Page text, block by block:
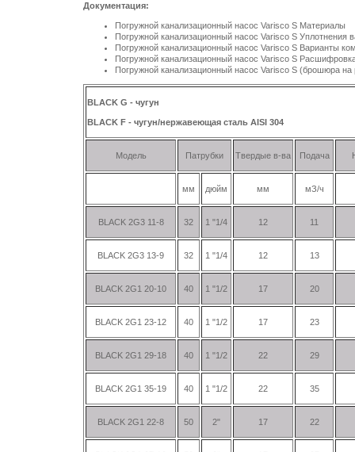
Документация:
Погружной канализационный насос Varisco S Материалы
Погружной канализационный насос Varisco S Уплотнения
Погружной канализационный насос Varisco S Варианты
Погружной канализационный насос Varisco S
Погружной канализационный насос Varisco S (брошюра на
BLACK G - чугун
BLACK F - чугун/нержавеющая сталь AISI 304
Модель Патрубки Твердые в-ва Подача
мм дюйм мм мЗ/ч
BLACK 2G3 11-8 32 1 "1/4 12 11
BLACK 2G3 13-9 32 1 "1/4 12 13
BLACK 2G1 20-10 40 1 "1/2 17 20
BLACK 2G1 23-12 40 1 "1/2 17 23
BLACK 2G1 29-18 40 1 "1/2 22 29
BLACK 2G1 35-19 40 1 "1/2 22 35
BLACK 2G1 22-8 50 2" 17 22